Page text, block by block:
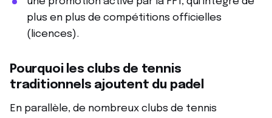
plus en plus de compétitions officielles
(licences).
Pourquoi les clubs de tennis
traditionnels ajoutent du padel
En parallèle, de nombreux clubs de tennis